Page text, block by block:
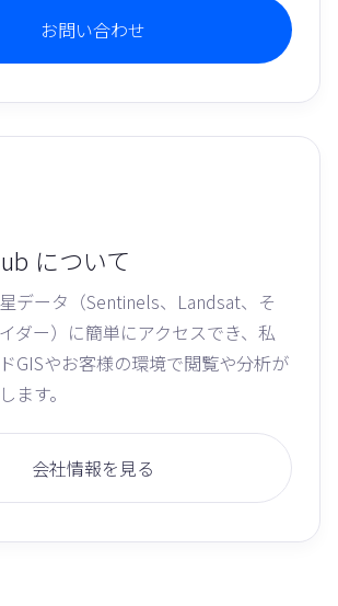
お問い合わせ
について
データ（Sentinels、Landsat、そ
ダー）に簡単にアクセスでき、私
GISやお客様の環境で閲覧や分析が
ます。
会社情報を見る